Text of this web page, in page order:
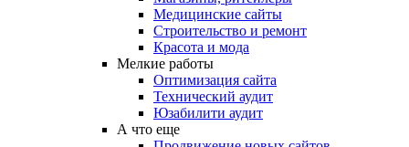
Медицинские сайты
Строительство и ремонт
Красота и мода
Мелкие работы
Оптимизация сайта
Технический аудит
Юзабилити аудит
А что еще